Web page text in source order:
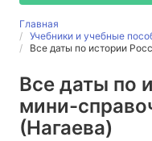
Главная
Учебники и учебные
Все даты по истории
Все даты по
мини-
(Нагаева)